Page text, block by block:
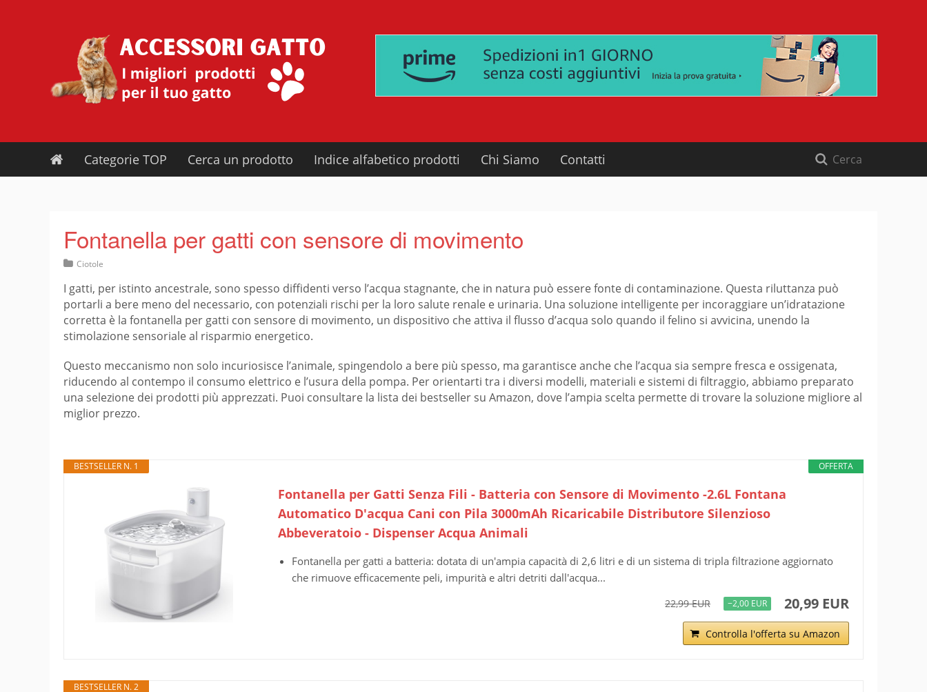
Categorie TOP Cerca un prodotto Indice alfabetico prodotti Chi Siamo Contatti
Fontanella per gatti con sensore di movimento
Ciotole
I gatti, per istinto ancestrale, sono spesso diffidenti verso l’acqua stagnante, che in natura può essere fonte di contaminazione. Questa riluttanza può
portarli a bere meno del necessario, con potenziali rischi per la loro salute renale e urinaria. Una soluzione intelligente per incoraggiare un’idratazione
corretta è la fontanella per gatti con sensore di movimento, un dispositivo che attiva il flusso d’acqua solo quando il felino si avvicina, unendo la
stimolazione sensoriale al risparmio energetico.
Questo meccanismo non solo incuriosisce l’animale, spingendolo a bere più spesso, ma garantisce anche che l’acqua sia sempre fresca e ossigenata,
riducendo al contempo il consumo elettrico e l’usura della pompa. Per orientarti tra i diversi modelli, materiali e sistemi di filtraggio, abbiamo preparato
una selezione dei prodotti più apprezzati. Puoi consultare la lista dei bestseller su Amazon, dove l’ampia scelta permette di trovare la soluzione migliore al
miglior prezzo.
OFFERTA
BESTSELLER N. 1
Fontanella per Gatti Senza Fili - Batteria con Sensore di Movimento -2.6L Fontana
Automatico D'acqua Cani con Pila 3000mAh Ricaricabile Distributore Silenzioso
Abbeveratoio - Dispenser Acqua Animali
Fontanella per gatti a batteria: dotata di un'ampia capacità di 2,6 litri e di un sistema di tripla filtrazione aggiornato
che rimuove efficacemente peli, impurità e altri detriti dall'acqua...
22,99 EUR −2,00 EUR 20,99 EUR
Controlla l'offerta su Amazon
BESTSELLER N. 2